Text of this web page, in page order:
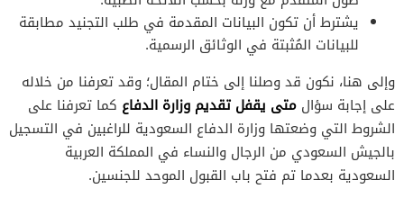
يشترط أن تكون البيانات المقدمة في طلب التجنيد مطابقة
للبيانات المُثبتة في الوثائق الرسمية.
وإلى هنا، نكون قد وصلنا إلى ختام المقال؛ وقد تعرفنا من خلاله
على إجابة سؤال متى يقفل تقديم وزارة الدفاع كما تعرفنا على
الشروط التي وضعتها وزارة الدفاع السعودية للراغبين في التسجيل
بالجيش السعودي من الرجال والنساء في المملكة العربية
السعودية بعدما تم فتح باب القبول الموحد للجنسين.